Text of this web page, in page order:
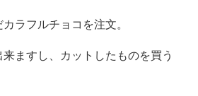
ラフルチョコを注文。
ますし、カットしたものを買う